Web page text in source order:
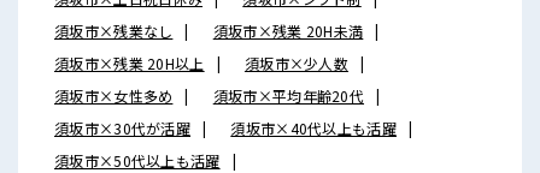
須坂市×残業なし
須坂市×残業 20H未満
須坂市×残業 20H以上
須坂市×少人数
須坂市×女性多め
須坂市×平均年齢20代
須坂市×30代が活躍
須坂市×40代以上も活躍
須坂市×50代以上も活躍